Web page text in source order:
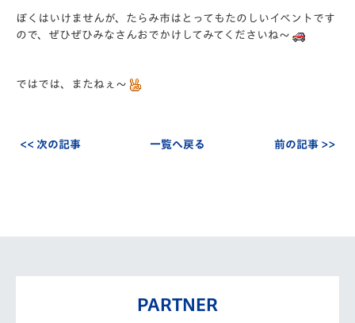
ぼくはいけませんが、たらみ市はとってもたのしいイベントです
ので、ぜひぜひみなさんおでかけしてみてくださいね～
ではでは、またねぇ～
<< 次の記事 一覧へ戻る 前の記事 >>
PARTNER